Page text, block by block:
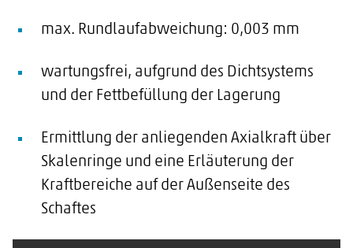
max. Rundlaufabweichung: 0,003 mm
wartungsfrei, aufgrund des Dichtsystems
und der Fettbefüllung der Lagerung
Ermittlung der anliegenden Axialkraft über
Skalenringe und eine Erläuterung der
Kraftbereiche auf der Außenseite des
Schaftes